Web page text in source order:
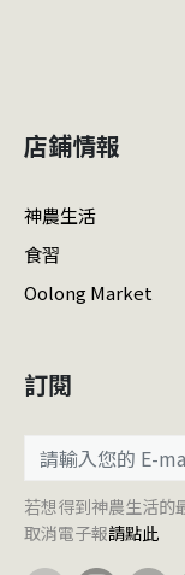
店鋪情報
神農生活
食習
Oolong Market
訂閱
若想得到神農生活的
取消電子報請點此